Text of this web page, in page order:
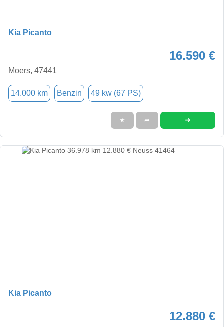
Kia Picanto
16.590 €
Moers, 47441
14.000 km Benzin 49 kw (67 PS)
★ ➦ ➜
Kia Picanto
12.880 €